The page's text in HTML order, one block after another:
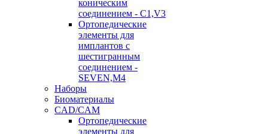
коническим
соединением - C1,V3
Ортопедические
элементы для
имплантов с
шестигранным
соединением -
SEVEN,M4
Наборы
Биоматериалы
CAD/CAM
Ортопедические
элементы для